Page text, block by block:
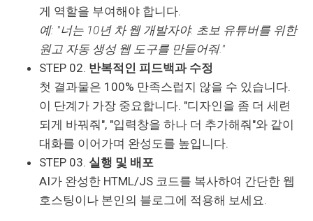
게 역할을 부여해야 합니다.
예: "너는 10년 차 웹 개발자야. 초보 유튜버를 위한
원고 자동 생성 웹 도구를 만들어줘."
STEP 02. 반복적인 피드백과 수정
첫 결과물은 100% 만족스럽지 않을 수 있습니다.
이 단계가 가장 중요합니다. "디자인을 좀 더 세련
되게 바꿔줘", "입력창을 하나 더 추가해줘"와 같이
대화를 이어가며 완성도를 높입니다.
STEP 03. 실행 및 배포
AI가 완성한 HTML/JS 코드를 복사하여 간단한 웹
호스팅이나 본인의 블로그에 적용해 보세요.